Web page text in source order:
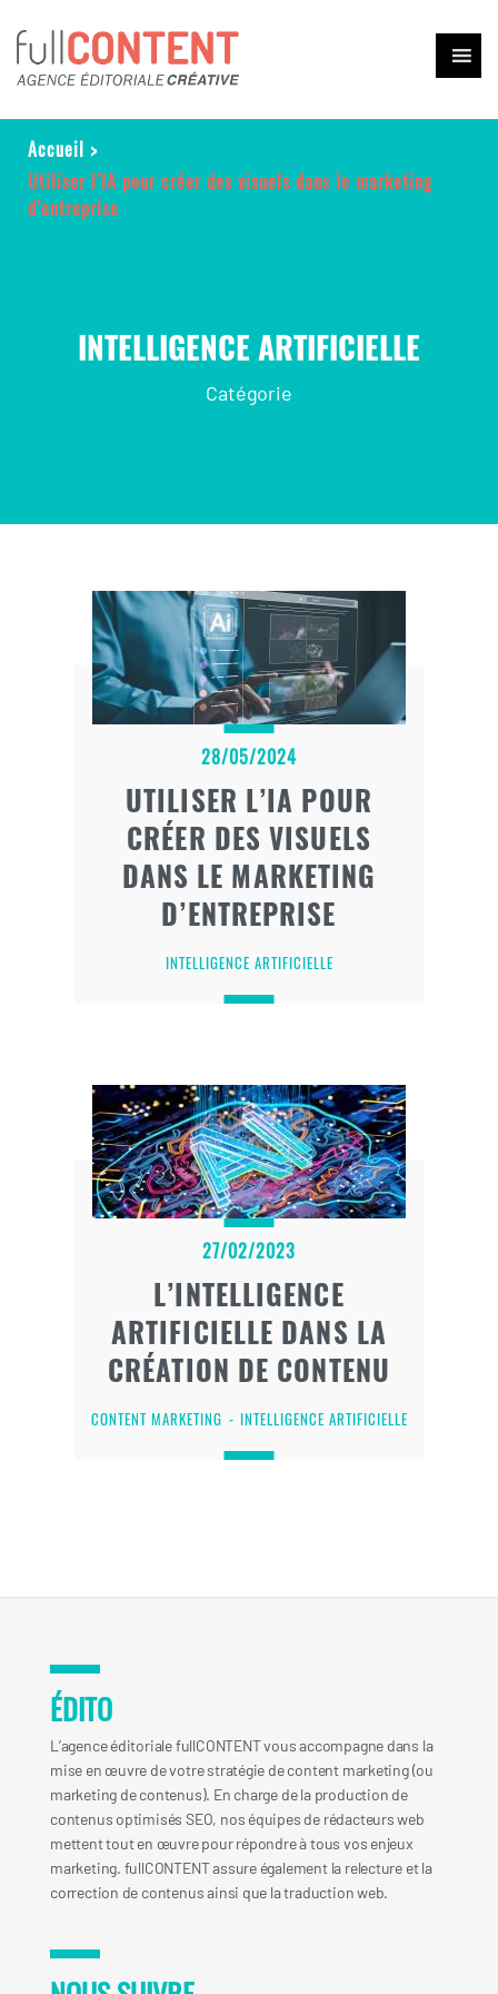
Accueil >
Utiliser l’IA pour créer des visuels dans le marketing
d’entreprise
INTELLIGENCE ARTIFICIELLE
Catégorie
28/05/2024
UTILISER L’IA POUR
CRÉER DES VISUELS
DANS LE MARKETING
D’ENTREPRISE
INTELLIGENCE ARTIFICIELLE
27/02/2023
L’INTELLIGENCE
ARTIFICIELLE DANS LA
CRÉATION DE CONTENU
CONTENT MARKETING INTELLIGENCE ARTIFICIELLE
ÉDITO
L’agence éditoriale fullCONTENT vous accompagne dans la
mise en œuvre de votre stratégie de content marketing (ou
marketing de contenus). En charge de la production de
contenus optimisés SEO, nos équipes de rédacteurs web
mettent tout en œuvre pour répondre à tous vos enjeux
marketing. fullCONTENT assure également la relecture et la
correction de contenus ainsi que la traduction web.